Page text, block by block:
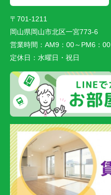
〒701-1211
岡山県岡山市北区一宮773-6
営業時間： AM9：00～PM6：00
定休日： 水曜日・祝日